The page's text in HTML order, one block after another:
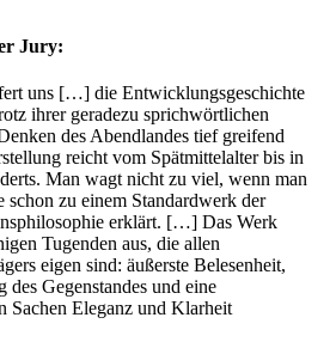
Jury:
uns […] die Entwicklungsgeschichte
ihrer geradezu sprichwörtlichen
des Abendlandes tief greifend
reicht vom Spätmittelalter bis in
Man wagt nicht zu viel, wenn man
schon zu einem Standardwerk der
erklärt. […] Das Werk
Tugenden aus, die allen
eigen sind: äußerste Belesenheit,
Gegenstandes und eine
Sachen Eleganz und Klarheit